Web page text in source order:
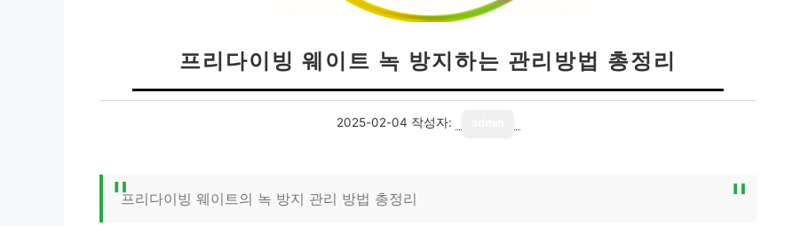
프리다이빙 웨이트 녹 방지하는 관리방법 총정리
2025-02-04 작성자:
프리다이빙 웨이트의 녹 방지 관리 방법 총정리